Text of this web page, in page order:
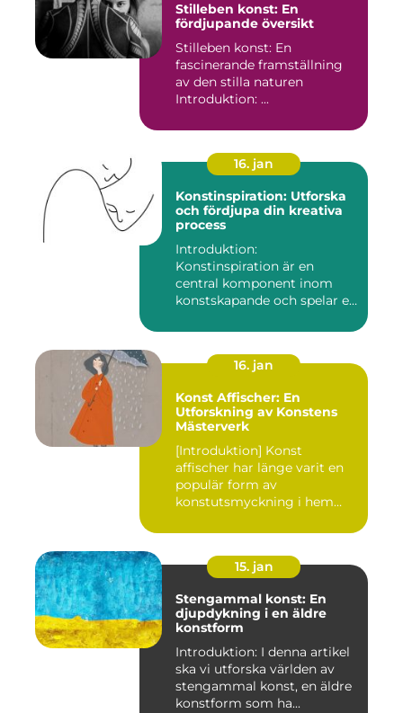
Stilleben konst: En
fördjupande översikt
Stilleben konst: En
fascinerande framställning
av den stilla naturen
Introduktion: ...
16. jan
Konstinspiration: Utforska
och fördjupa din kreativa
process
Introduktion:
Konstinspiration är en
central komponent inom
konstskapande och spelar en
16. jan
Konst Affischer: En
Utforskning av Konstens
Mästerverk
[Introduktion] Konst
affischer har länge varit en
populär form av
konstutsmyckning i hem
15. jan
Stengammal konst: En
djupdykning i en äldre
konstform
Introduktion: I denna artikel
ska vi utforska världen av
stengammal konst, en äldre
konstform som ha...